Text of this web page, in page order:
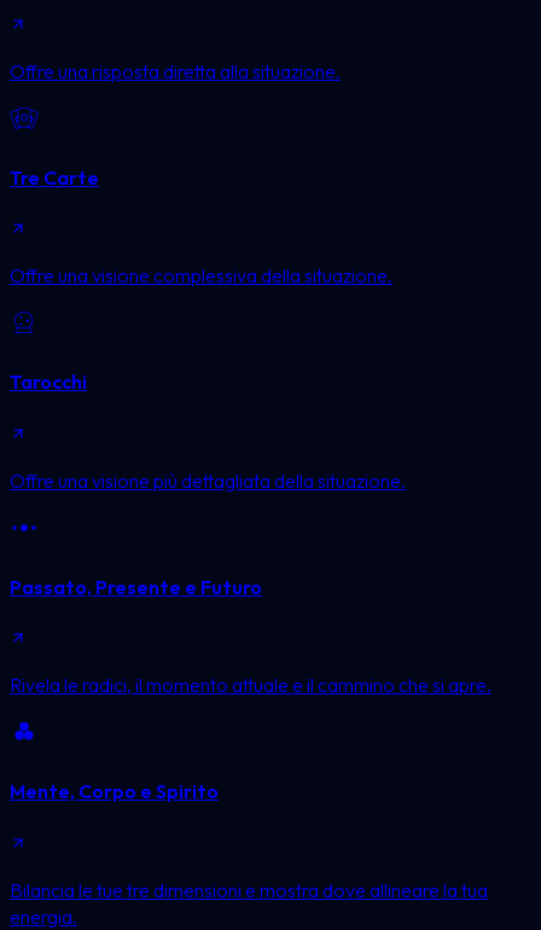
Offre una risposta diretta alla situazione.
Tre Carte
Offre una visione complessiva della situazione.
Tarocchi
Offre una visione più dettagliata della situazione.
Passato, Presente e Futuro
Rivela le radici, il momento attuale e il cammino che si apre.
Mente, Corpo e Spirito
Bilancia le tue tre dimensioni e mostra dove allineare la tua
energia.